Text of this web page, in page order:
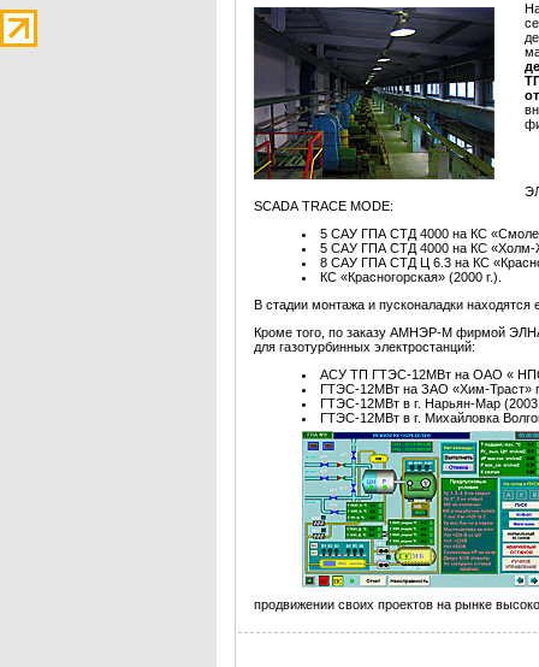
SCADA TRACE MODE:
5 САУ ГПА СТД 4000 на КС
5 САУ ГПА СТД 4000 на КС «Холм-
8 САУ ГПА СТД Ц 6.3 на КС
КС «Красногорская» (2000 г.).
В стадии монтажа и пусконаладки
Кроме того, по заказу АМНЭР-М фирмой
для газотурбинных электростанций:
АСУ ТП ГТЭС-12МВт на ОАО « НПО
ГТЭС-12МВт на ЗАО «Хим-Траст»
ГТЭС-12МВт в г. Нарьян-Мар (2003
ГТЭС-12МВт в г. Михайловка
продвижении своих проектов на рынке